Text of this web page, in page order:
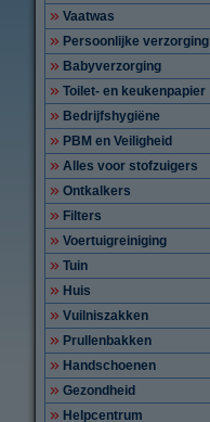
Vaatwas
Persoonlijke verzorging
Babyverzorging
Toilet- en keukenpapier
Bedrijfshygiëne
PBM en Veiligheid
Alles voor stofzuigers
Ontkalkers
Filters
Voertuigreiniging
Tuin
Huis
Vuilniszakken
Prullenbakken
Handschoenen
Gezondheid
Helpcentrum